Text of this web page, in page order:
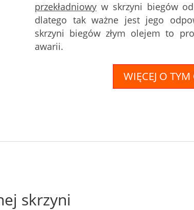
przekładniowy w skrzyni biegów
dlatego tak ważne jest jego
skrzyni biegów złym olejem to
awarii.
WIĘCEJ O TYM
skrzyni